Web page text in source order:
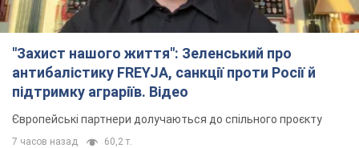
"Захист нашого життя": Зеленський про
антибалістику FREYJA, санкції проти Росії й
підтримку аграріїв. Відео
Європейські партнери долучаються до спільного проєкту
7 часов назад 60,2 т.